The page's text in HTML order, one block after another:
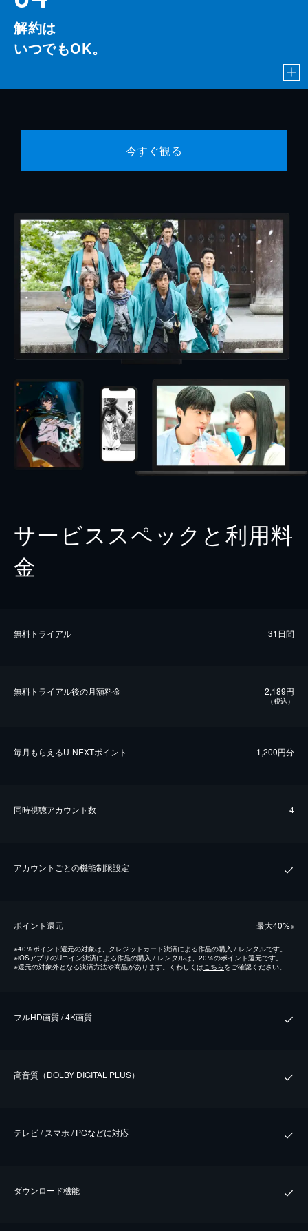
解約は
いつでもOK。
今すぐ観る
サービススペックと利用料
金
無料トライアル 31日間
無料トライアル後の⽉額料金 2,189円
（税込）
毎⽉もらえるU-NEXTポイント 1,200円分
同時視聴アカウント数 4
アカウントごとの機能制限設定
ポイント還元 最⼤40%※
※40％ポイント還元の対象は、クレジットカード決済による作品の購入 / レンタルです。
※iOSアプリのUコイン決済による作品の購入 / レンタルは、20％のポイント還元です。
※還元の対象外となる決済方法や商品があります。くわしくはこちらをご確認ください。
フルHD画質 / 4K画質
⾼⾳質（DOLBY DIGITAL PLUS）
テレビ / スマホ / PCなどに対応
ダウンロード機能